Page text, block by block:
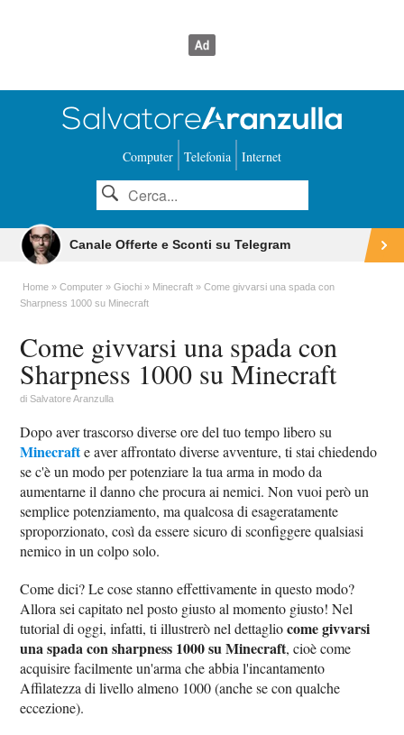
Computer Telefonia Internet
Canale Offerte e Sconti su Telegram
Home Computer Giochi Minecraft
Come givvarsi una spada con
Sharpness 1000 su Minecraft
Come givvarsi una spada con
Sharpness 1000 su Minecraft
diSalvatore Aranzulla
Dopo aver trascorso diverse ore del tuo tempo libero su
Minecrafte aver affrontato diverse avventure, ti stai chiedendo
se c'è un modo per potenziare la tua arma in modo da
aumentarne il danno che procura ai nemici. Non vuoi però un
semplice potenziamento, ma qualcosa di esageratamente
sproporzionato, così da essere sicuro di sconfiggere qualsiasi
nemico in un colpo solo.
Come dici? Le cose stanno effettivamente in questo modo?
Allora sei capitato nel posto giusto al momento giusto! Nel
tutorial di oggi, infatti, ti illustrerò nel dettagliocome givvarsi
una spada con sharpness 1000 su Minecraft, cioè come
acquisire facilmente un'arma che abbia l'incantamento
Affilatezza di livello almeno 1000 (anche se con qualche
eccezione).